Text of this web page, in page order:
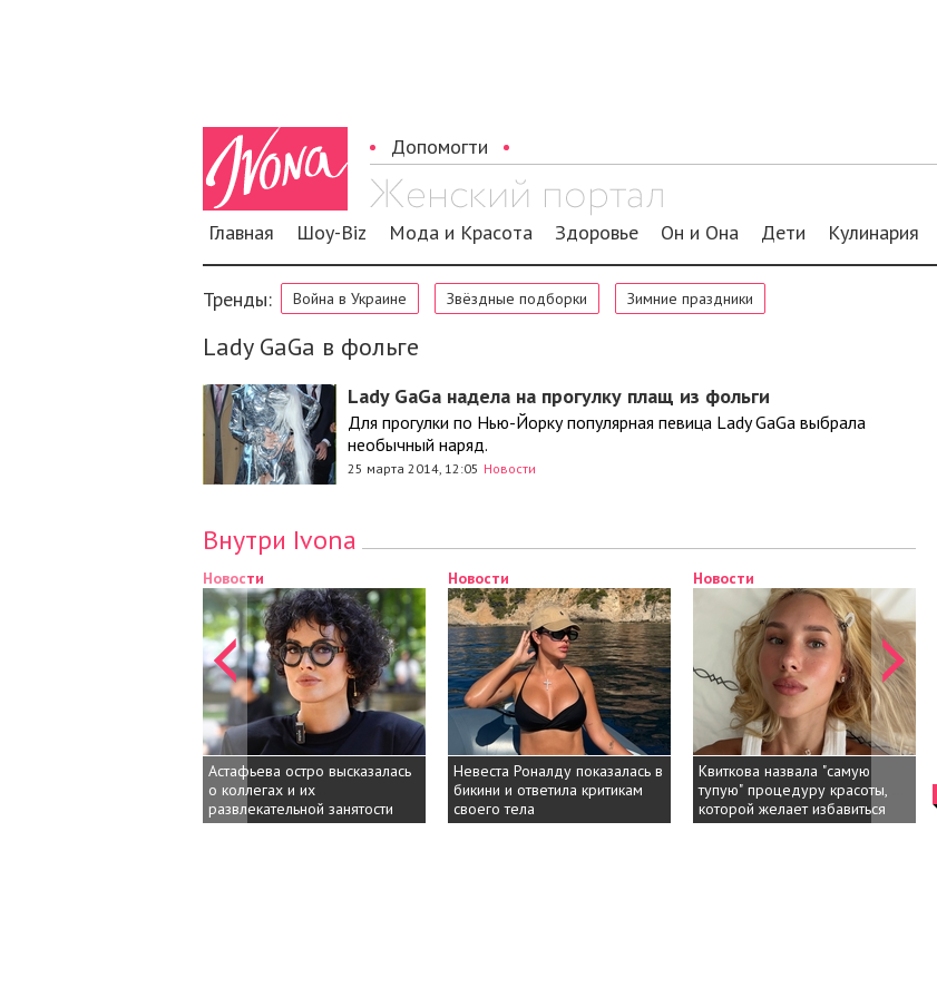
Допомогти
Главная Шоу-Biz Мода и Красота Здоровье Он и Она Дети Кулинария
Тренды: Война в Украине Звёздные подборки Зимние праздники
Lady GaGa в фольге
Lady GaGa надела на прогулку плащ из фольги
Для прогулки по Нью-Йорку популярная певица Lady GaGa выбрала
необычный наряд.
25 марта 2014, 12:05 Новости
Внутри Ivona
Новости
Астафьева остро высказалась
о коллегах и их
развлекательной занятости
Новости
Невеста Роналду показалась в
бикини и ответила критикам
своего тела
Новости
Квиткова назвала "самую
тупую" процедуру красоты, от
которой желает избавиться